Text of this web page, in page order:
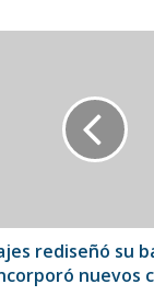
rediseñó su
nuevos